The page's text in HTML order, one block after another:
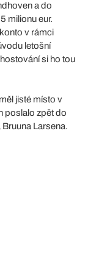
a do
milionu eur.
v rámci
letošní
si ho tou
jisté místo v
poslalo zpět do
Larsena.